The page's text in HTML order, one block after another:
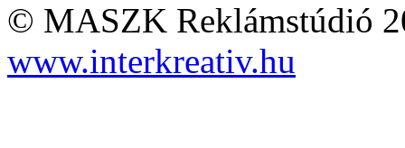
© MASZK Reklámstúdió
www.interkreativ.hu